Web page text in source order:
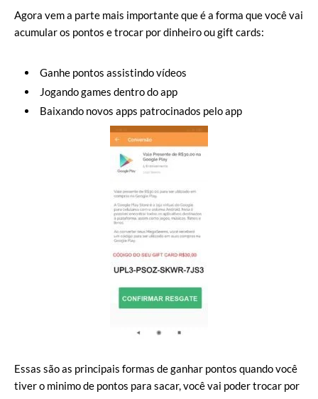
Agora vem a parte mais importante que é a forma que você vai
acumular os pontos e trocar por dinheiro ou gift cards:
Ganhe pontos assistindo vídeos
Jogando games dentro do app
Baixando novos apps patrocinados pelo app
Essas são as principais formas de ganhar pontos quando você
tiver o minimo de pontos para sacar, você vai poder trocar por